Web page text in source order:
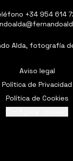
+34 954 614
Alda, fotografía
Aviso legal
Política de Privacidad
Política de Cookies